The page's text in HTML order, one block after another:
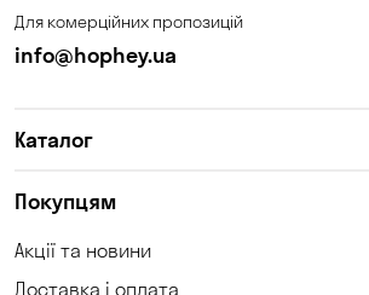
Для комерційних пропозицій
info@hophey.ua
Каталог
Покупцям
Акції та новини
Доставка і оплата